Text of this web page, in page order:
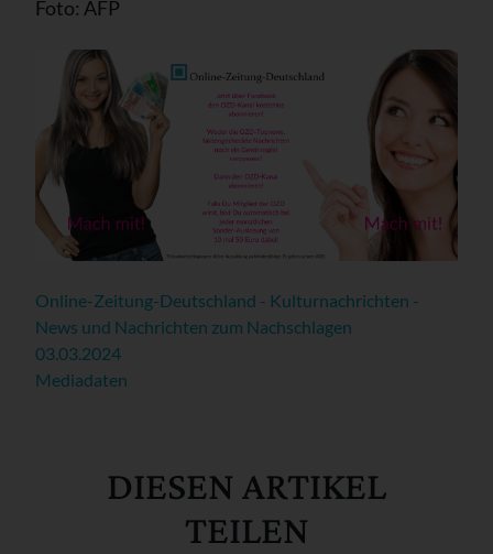
Foto: AFP
Online-Zeitung-Deutschland - Kulturnachrichten -
News und Nachrichten zum Nachschlagen
03.03.2024
Mediadaten
DIESEN ARTIKEL
TEILEN